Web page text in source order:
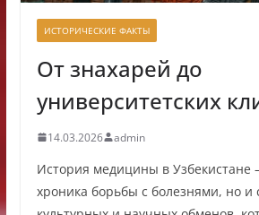
ИСТОРИЧЕСКИЕ ФАКТЫ
От знахарей до
университетских
14.03.2026 admin
История медицины в Узбекистане
хроника борьбы с болезнями, но и